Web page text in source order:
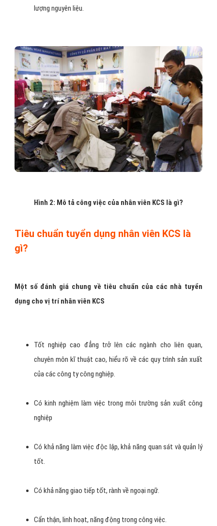
lượng nguyên liệu.
Hình 2: Mô tả công việc của nhân viên KCS là gì?
Tiêu chuẩn tuyển dụng nhân viên KCS là
gì?
Một số đánh giá chung về tiêu chuẩn của các nhà tuyển
dụng cho vị trí nhân viên KCS
Tốt nghiệp cao đẳng trở lên các ngành cho liên quan,
chuyên môn kĩ thuật cao, hiểu rõ về các quy trình sản xuất
của các công ty công nghiệp.
Có kinh nghiệm làm việc trong môi trường sản xuất công
nghiệp
Có khả năng làm việc độc lập, khả năng quan sát và quản lý
tốt.
Có khả năng giao tiếp tốt, rành về ngoại ngữ.
Cẩn thận, linh hoạt, năng động trong công việc.